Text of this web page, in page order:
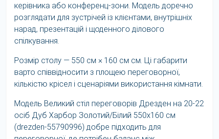
керівника або конференц-зони. Модель доречно
розглядати для зустрічей із клієнтами, внутрішніх
нарад, презентацій і щоденного ділового
спілкування.
Розмір столу — 550 см × 160 см см. Ці габарити
варто співвідносити з площею переговорної,
кількістю крісел і сценаріями використання кімнати.
Модель Великий стіл переговорів Дрезден на 20-22
осіб Дуб Харбор Золотий/Білий 550x160 см
(drezden-55790996) добре підходить для